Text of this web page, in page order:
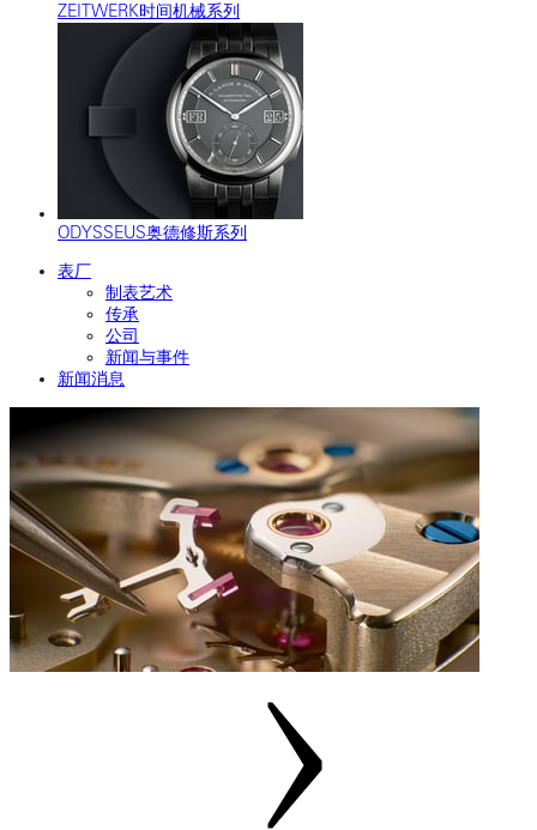
ZEITWERK时间机械系列
ODYSSEUS奥德修斯系列
表厂
制表艺术
传承
公司
新闻与事件
新闻消息